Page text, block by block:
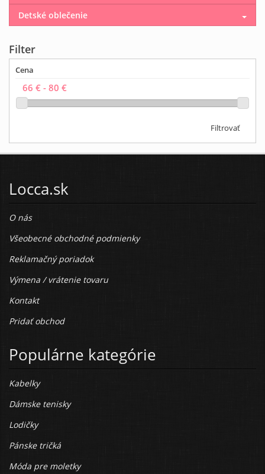
Detské oblečenie
Filter
Cena
Filtrovať
Locca.sk
O nás
Všeobecné obchodné podmienky
Reklamačný poriadok
Výmena / vrátenie tovaru
Kontakt
Pridať obchod
Populárne kategórie
Kabelky
Dámske tenisky
Lodičky
Pánske tričká
Móda pre moletky